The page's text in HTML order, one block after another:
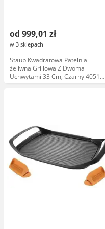
od 999,01 zł
w 3 sklepach
Staub Kwadratowa Patelnia
żeliwna Grillowa Z Dwoma
Uchwytami 33 Cm, Czarny 40511-
783-0